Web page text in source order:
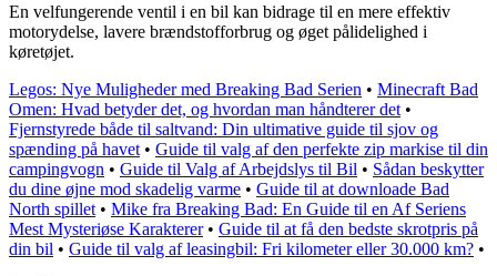
En velfungerende ventil i en bil kan bidrage til en mere effektiv
motorydelse, lavere brændstofforbrug og øget pålidelighed i
køretøjet.
Legos: Nye Muligheder med Breaking Bad Serien • Minecraft Bad
Omen: Hvad betyder det, og hvordan man håndterer det •
Fjernstyrede både til saltvand: Din ultimative guide til sjov og
spænding på havet • Guide til valg af den perfekte zip markise til din
campingvogn • Guide til Valg af Arbejdslys til Bil • Sådan beskytter
du dine øjne mod skadelig varme • Guide til at downloade Bad
North spillet • Mike fra Breaking Bad: En Guide til en Af Seriens
Mest Mysteriøse Karakterer• Guide til at få den bedste skrotpris på
din bil • Guide til valg af leasingbil: Fri kilometer eller 30.000 km? •